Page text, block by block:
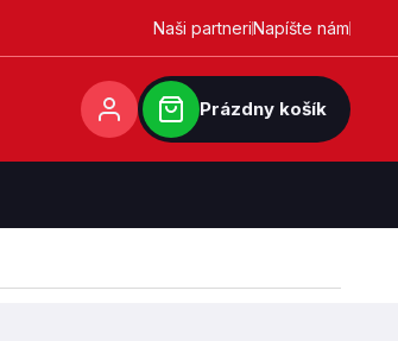
Naši partneriNapíšte nám
Prázdny košík